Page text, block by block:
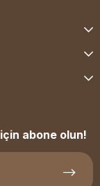
abone olun!